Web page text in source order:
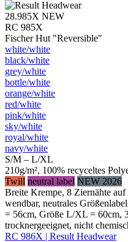
28.985X NEW
RC 985X
Fischer Hut "Reversible"
white/​white
black/​white
grey/​white
bottle/​white
orange/​white
red/​white
pink/​white
sky/​white
royal/​white
navy/​white
S/M – L/XL
210g/m², 100% recyceltes
Twill neutral label NEW 2026
Breite Krempe, 8 Ziernähte
wendbar, neutrales
= 56cm, Größe L/XL = 60cm,
trocknergeeignet, nicht
RC 986X | Result Headwear